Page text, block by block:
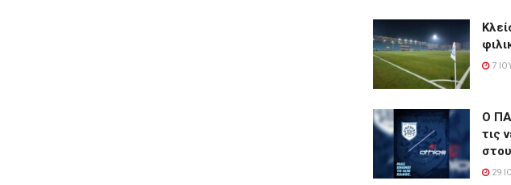
7
Ο
τις
29